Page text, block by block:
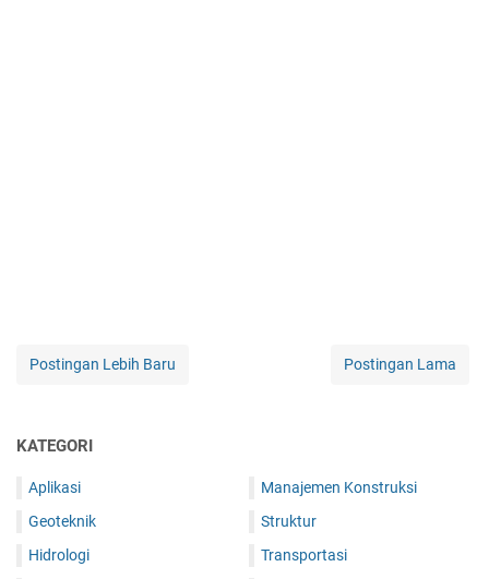
Postingan Lebih Baru Postingan Lama
KATEGORI
Aplikasi
Geoteknik
Hidrologi
Manajemen Konstruksi
Struktur
Transportasi